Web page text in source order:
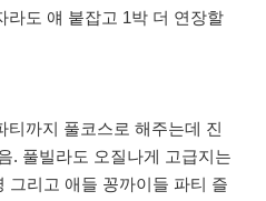
라도 얘 붙잡고 1박 더 연장할
티까지 풀코스로 해주는데 진
. 풀빌라도 오질나게 고급지는
그리고 애들 꽁까이들 파티 즐